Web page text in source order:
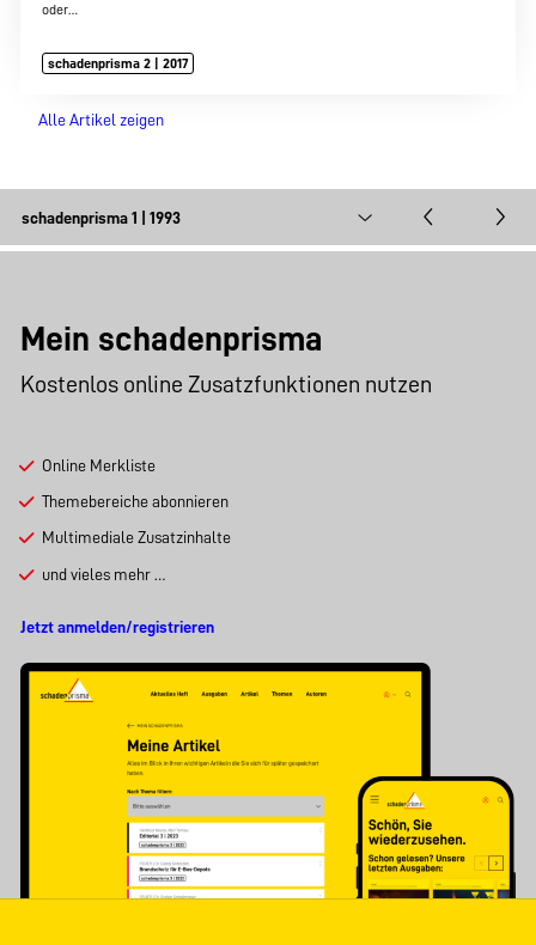
oder…
schadenprisma 2 | 2017
Alle Artikel zeigen
Mein schadenprisma
Kostenlos online Zusatzfunktionen nutzen
Online Merkliste
Themebereiche abonnieren
Multimediale Zusatzinhalte
und vieles mehr …
Jetzt anmelden/registrieren